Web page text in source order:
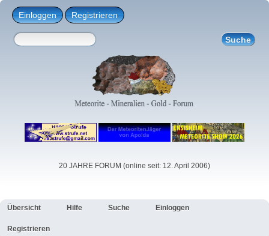
Einloggen Registrieren
20 JAHRE FORUM (online seit: 12. April 2006)
Übersicht Hilfe Suche Einloggen
Registrieren